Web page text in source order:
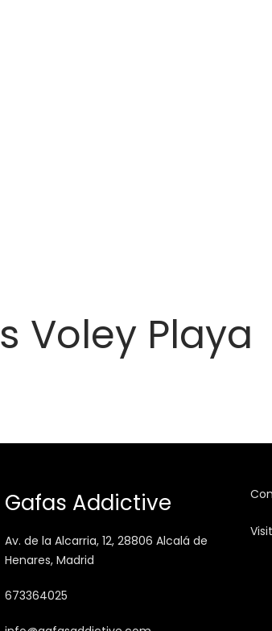
Voley Playa
Gafas Addictive
Av. de la Alcarria, 12, 28806 Alcalá de
Henares, Madrid
673364025